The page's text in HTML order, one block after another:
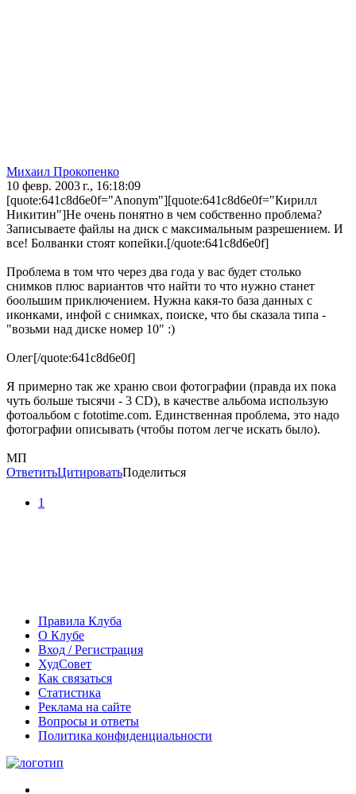
Михаил Прокопенко
10 февр. 2003 г., 16:18:09
[quote:641c8d6e0f="Anonym"][quote:641c8d6e0f="Кирилл
Никитин"]Не очень понятно в чем собственно проблема?
Записываете файлы на диск с максимальным разрешением. И
все! Болванки стоят копейки.[/quote:641c8d6e0f]
Проблема в том что через два года у вас будет столько
снимков плюс вариантов что найти то что нужно станет
боольшим приключением. Нужна какя-то база данных с
иконками, инфой с снимках, поиске, что бы сказала типа -
"возьми над диске номер 10" :)
Олег[/quote:641c8d6e0f]
Я примерно так же храню свои фотографии (правда их пока
чуть больше тысячи - 3 CD), в качестве альбома использую
фотоальбом с fototime.com. Единственная проблема, это надо
фотографии описывать (чтобы потом легче искать было).
МП
ОтветитьЦитироватьПоделиться
1
Правила Клуба
О Клубе
Вход / Регистрация
ХудСовет
Как связаться
Статистика
Реклама на сайте
Вопросы и ответы
Политика конфиденциальности